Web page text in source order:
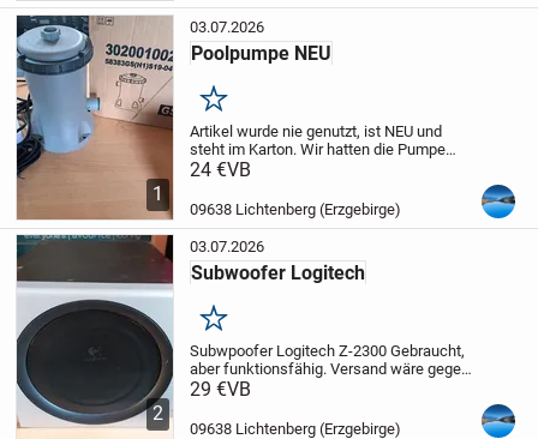
1
03.07.2026
Poolpumpe NEU
Merken
Artikel wurde nie genutzt, ist NEU und
steht im Karton. Wir hatten die Pumpe
damals dazubekommen, aber brauchten
Aufpreis.
24 €VB
09638 Lichtenberg (Erzgebirge)
2
03.07.2026
Subwoofer Logitech
Merken
Subwpoofer Logitech Z-2300 Gebraucht,
aber funktionsfähig. Versand wäre gegen
Aufpreis möglich.
29 €VB
09638 Lichtenberg (Erzgebirge)